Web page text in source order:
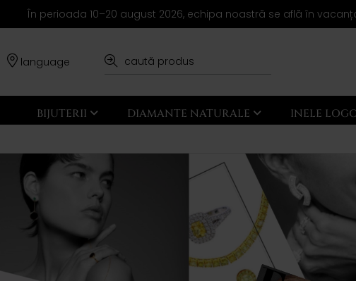
În perioada 10–20 august 2026, echipa noastră se află în
language
BIJUTERII DIAMANTE NATURALE INELE